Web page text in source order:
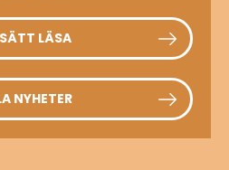
LÄSA
NYHETER